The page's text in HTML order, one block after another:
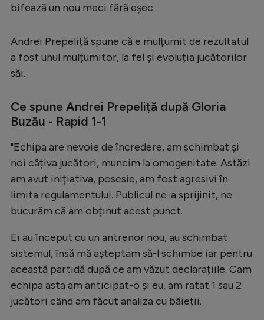
Bundesliga
Campionate
EURO 2024
Stranieri
Clasamente
Tenis
Natație
Formula 1
Gimnastică
bifează un nou meci fără eșec.
Andrei Prepeliță spune că e mulțumit de rezultatul
a fost unul mulțumitor, la fel și evoluția jucătorilor
săi.
Ce spune Andrei Prepeliță după Gloria
Buzău - Rapid 1-1
"Echipa are nevoie de încredere, am schimbat și
noi câțiva jucători, muncim la omogenitate. Astăzi
am avut inițiativa, posesie, am fost agresivi în
limita regulamentului. Publicul ne-a sprijinit, ne
bucurăm că am obținut acest punct.
Ei au început cu un antrenor nou, au schimbat
sistemul, însă mă așteptam să-l schimbe iar pentru
această partidă după ce am văzut declarațiile. Cam
echipa asta am anticipat-o și eu, am ratat 1 sau 2
jucători când am făcut analiza cu băieții.